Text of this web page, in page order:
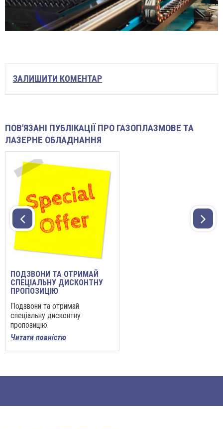
ЗАЛИШИТИ КОМЕНТАР
ПОВ'ЯЗАНІ ПУБЛІКАЦІЇ ПРО ГАЗОПЛАЗМОВЕ ТА
ЛАЗЕРНЕ ОБЛАДНАННЯ
ПОДЗВОНИ ТА ОТРИМАЙ
СПЕЦІАЛЬНУ ДИСКОНТНУ
ПРОПОЗИЦІЮ
Подзвони та отримай
спеціальну дисконтну
пропозицію
Читати повністю